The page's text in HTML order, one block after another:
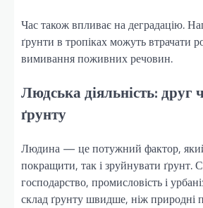
Час також впливає на деградацію.
ґрунти в тропіках можуть втрачати
вимивання поживних речовин.
Людська діяльність: друг
ґрунту
Людина — це потужний фактор,
покращити, так і зруйнувати ґрунт.
господарство, промисловість і
склад ґрунту швидше, ніж природні